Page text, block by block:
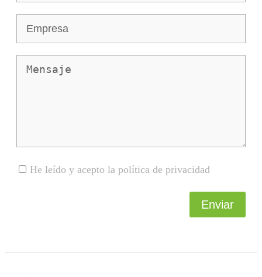
He leído y acepto la política de privacidad
Enviar